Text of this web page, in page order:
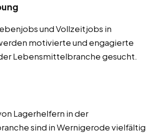
und Vollzeitjobs in
motivierte und engagierte
Lebensmittelbranche gesucht.
Lagerhelfern in der
sind in Wernigerode vielfältig